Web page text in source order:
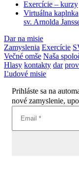
Exercície – kurzy
Virtuálna kaplnka
sv. Arnolda
Dar na misie
Zamyslenia Exercície
Večné omše Naša
Hlasy kontakty dar
Ľudové misie
Prihláste sa na
nové zamyslenie,